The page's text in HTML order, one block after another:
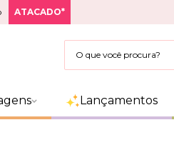
ATACADO*
Lançamentos